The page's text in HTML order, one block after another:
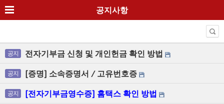
공지사항
공지 전자기부금 신청 및 개인헌금 확인 방법
공지 [증명] 소속증명서 / 고유번호증
공지 [전자기부금영수증] 홈택스 확인 방법